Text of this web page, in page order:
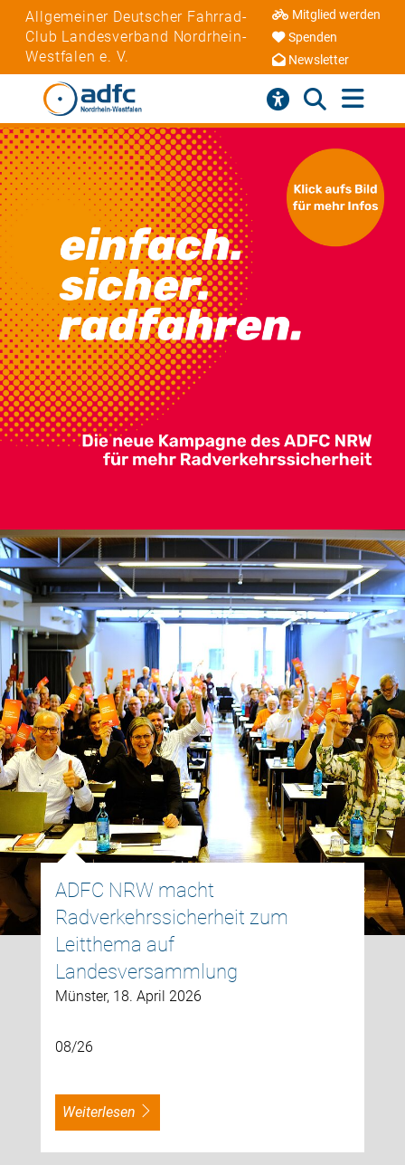
Allgemeiner Deutscher Fahrrad-
Club Landesverband Nordrhein-
Westfalen e. V.
Mitglied werden
Spenden
Newsletter
ADFC NRW macht
Radverkehrssicherheit zum
Leitthema auf
Landesversammlung
Münster, 18. April 2026
08/26
weiterlesen